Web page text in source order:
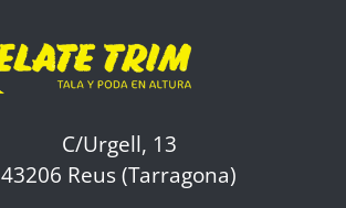
C/Urgell, 13
43206 Reus (Tarragona)